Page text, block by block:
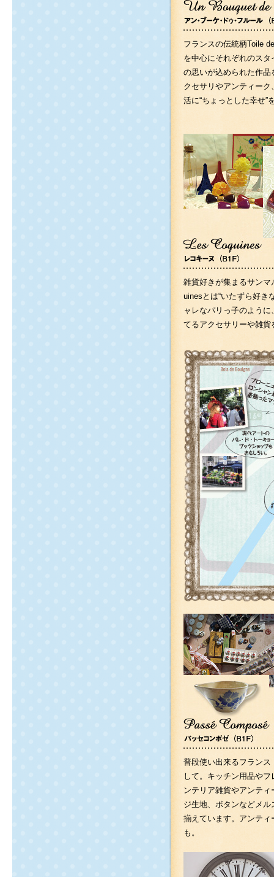
フランスの伝統柄Toile
を中心にそれぞれのス
の思いが込められた作
クセサリやアンティー
活に“ちょっとした幸せ”
雑貨好きが集まるサン
uinesとは“いたずら好き
ャレなパリっ子のよう
てるアクセサリーや雑
普段使い出来るフラン
して。キッチン用品や
ンテリア雑貨やアンテ
ジ生地、ボタンなどメ
揃えています。アンテ
も。